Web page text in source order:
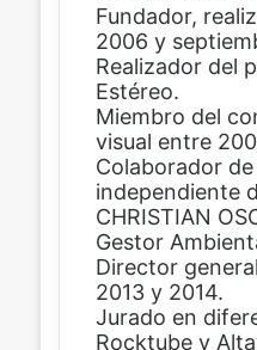
Fundador,
2006 y
Realizador del
Estéreo.
Miembro del
visual entre
Colaborador
independiente
CHRISTIAN
Gestor
Director
2013 y 2014.
Jurado en
Rocktube y